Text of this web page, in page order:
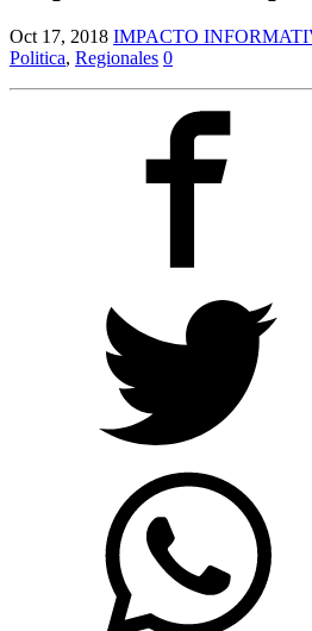
Oct 17, 2018 IMPACTO
Politica, Regionales 0